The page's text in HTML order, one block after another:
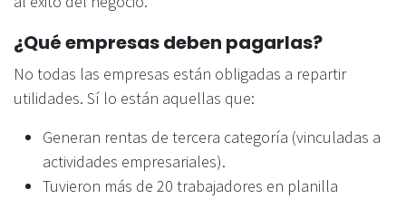
¿Qué empresas deben pagarlas?
No todas las empresas están obligadas a repartir
utilidades. Sí lo están aquellas que:
Generan rentas de tercera categoría (vinculadas a
actividades empresariales).
Tuvieron más de 20 trabajadores en planilla